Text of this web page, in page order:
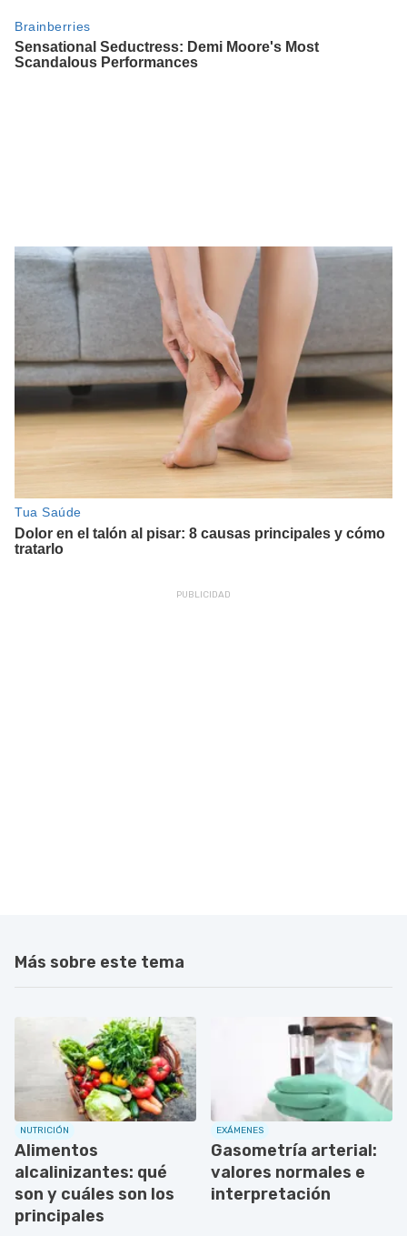
Más sobre este tema
NUTRICIÓN
Alimentos
alcalinizantes: qué
son y cuáles son los
principales
EXÁMENES
Gasometría arterial:
valores normales e
interpretación